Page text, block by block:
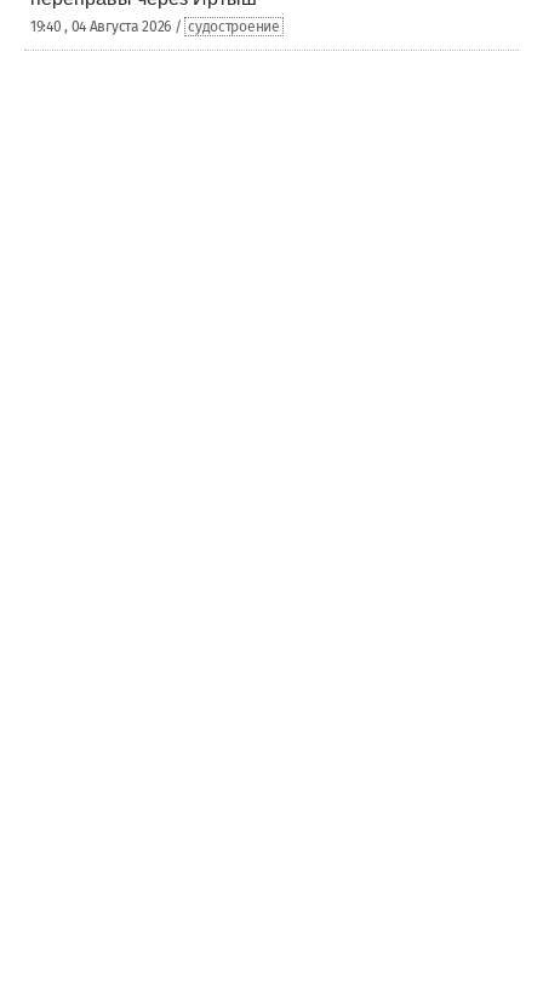
19:40 , 04 Августа 2026 / судостроение